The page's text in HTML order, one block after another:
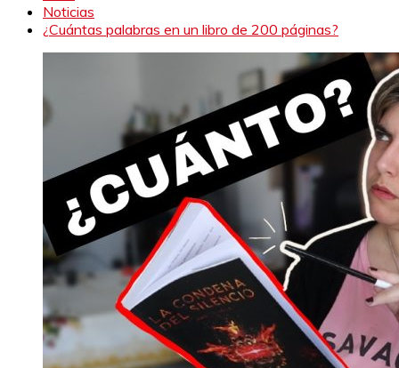
Noticias
¿Cuántas palabras en un libro de 200 páginas?